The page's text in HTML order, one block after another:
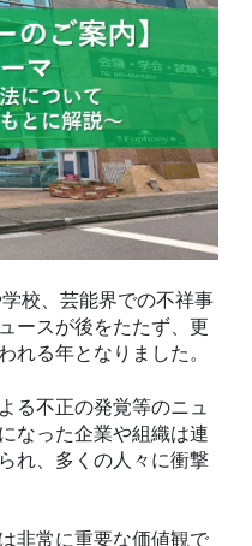
校、芸能界での不祥事
ースが後をたたず、更
れる年となりました。
る不正の発覚等のニュ
なった企業や組織は連
れ、多くの人々に衝撃
非常に重要な価値観で